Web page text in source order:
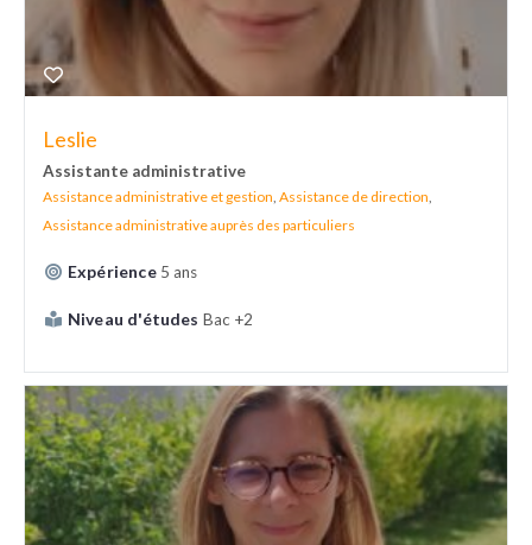
Leslie
Assistante administrative
Assistance administrative et gestion Assistance de direction
Assistance administrative auprès des particuliers
Expérience 5 ans
Niveau d'études Bac +2